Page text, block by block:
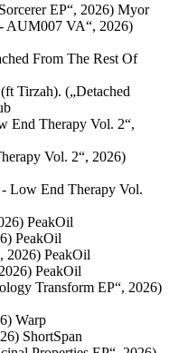
EP“, 2026) Myor
AUM007 VA“, 2026)
From The Rest Of
Tirzah). („Detached
End Therapy Vol. 2“,
Vol. 2“, 2026)
Low End Therapy Vol.
PeakOil
PeakOil
2026) PeakOil
PeakOil
Transform EP“, 2026)
Warp
ShortSpan